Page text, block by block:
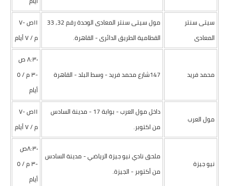
سيتى سنتر
المعادى
مول سيتى سنتر المعادى الوحدة رقم 32, 33
القطامية الطريق الدائرى - القاهرة.
١١ص -۷
م / ۷ أيام
محمد فريد 147شارع محمد فريد - وسط البلد - القاهرة
٨:٣٠ ص
-٣ م / ٥
أيام
مول العرب
داخل مول العرب - بوابة 17 - مدينة السادس
من اكتوبر.
١١ص -۷
م / ۷ أيام
نيو جيزة
ملحق نادي نيو جيزة الرياضي - مدينة السادس
من أكتوبر - الجيزة.
٨:٣٠ص
-٣ م / ٥
أيام